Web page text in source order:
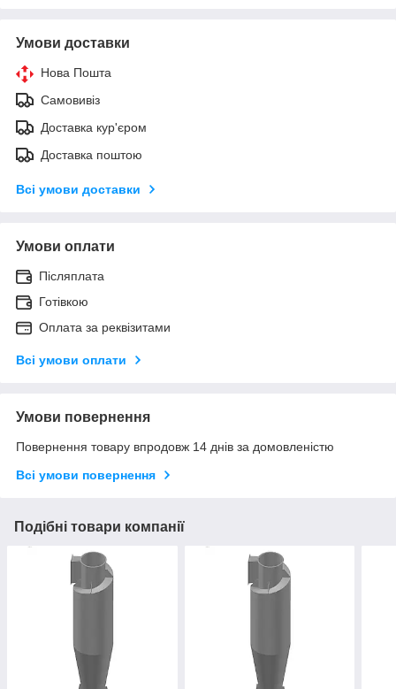
Умови доставки
Нова Пошта
Самовивіз
Доставка кур'єром
Доставка поштою
Всі умови доставки
Умови оплати
Післяплата
Готівкою
Оплата за реквізитами
Всі умови оплати
Умови повернення
Повернення товару впродовж 14 днів за домовленістю
Всі умови повернення
Подібні товари компанії